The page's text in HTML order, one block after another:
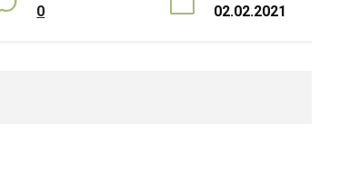
0 02.02.2021